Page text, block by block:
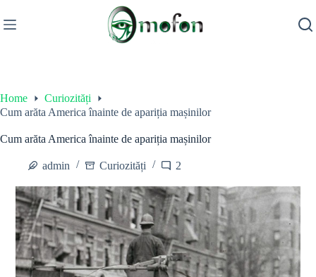
to
content
Home
Curiozități
Cum arăta America înainte de apariția mașinilor
Cum arăta America înainte de apariția mașinilor
admin Curiozități 2